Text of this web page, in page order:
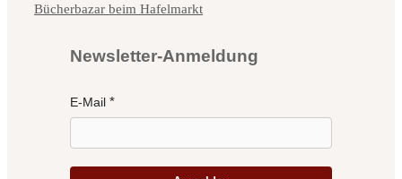
Bücherbazar beim Hafelmarkt
Newsletter-Anmeldung
E-Mail